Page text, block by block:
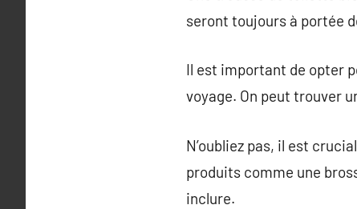
seront toujours à portée
Il est important de opter
voyage. On peut trouver
N’oubliez pas, il est
produits comme une
inclure.